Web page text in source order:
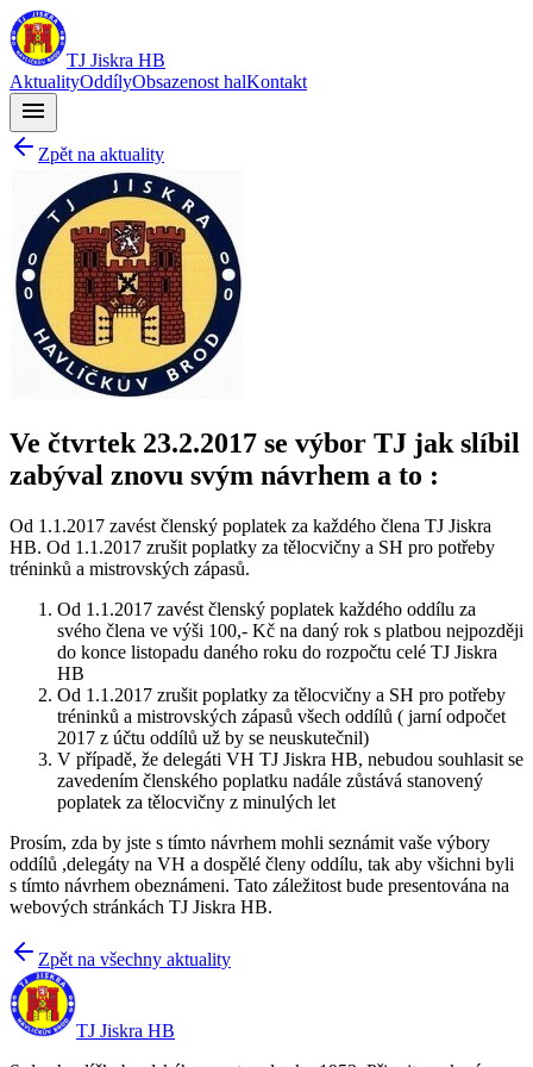
TJ Jiskra HB
AktualityOddílyObsazenost halKontakt
menu
Zpět na aktuality
Ve čtvrtek 23.2.2017 se výbor TJ jak slíbil
zabýval znovu svým návrhem a to :
Od 1.1.2017 zavést členský poplatek za každého člena TJ Jiskra
HB. Od 1.1.2017 zrušit poplatky za tělocvičny a SH pro potřeby
tréninků a mistrovských zápasů.
Od 1.1.2017 zavést členský poplatek každého oddílu za
svého člena ve výši 100,- Kč na daný rok s platbou nejpozději
do konce listopadu daného roku do rozpočtu celé TJ Jiskra
HB
Od 1.1.2017 zrušit poplatky za tělocvičny a SH pro potřeby
tréninků a mistrovských zápasů všech oddílů ( jarní odpočet
2017 z účtu oddílů už by se neuskutečnil)
V případě, že delegáti VH TJ Jiskra HB, nebudou souhlasit se
zavedením členského poplatku nadále zůstává stanovený
poplatek za tělocvičny z minulých let
Prosím, zda by jste s tímto návrhem mohli seznámit vaše výbory
oddílů ,delegáty na VH a dospělé členy oddílu, tak aby všichni byli
s tímto návrhem obeznámeni. Tato záležitost bude presentována na
webových stránkách TJ Jiskra HB.
Zpět na všechny aktuality
TJ Jiskra HB